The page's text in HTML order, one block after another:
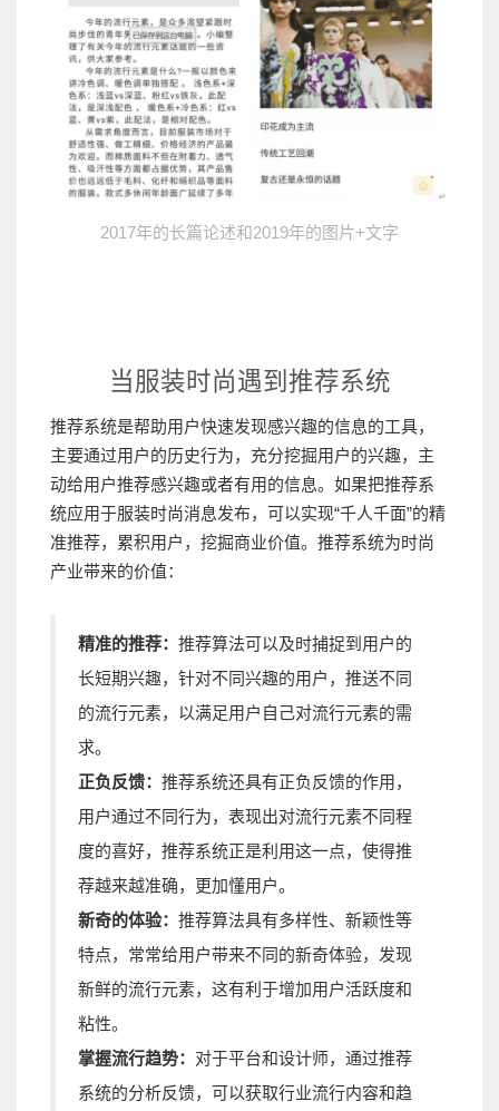
2017年的长篇论述和2019年的图片+文字
当服装时尚遇到推荐系统
推荐系统是帮助用户快速发现感兴趣的信息的工具，
主要通过用户的历史行为，充分挖掘用户的兴趣，主
动给用户推荐感兴趣或者有用的信息。 如果把推荐系
统应用于服装时尚消息发布，可以实现“千人千面”的精
准推荐，累积用户，挖掘商业价值。推荐系统为时尚
产业带来的价值：
精准的推荐： 推荐算法可以及时捕捉到用户的
长短期兴趣，针对不同兴趣的用户，推送不同
的流行元素，以满足用户自己对流行元素的需
求。
正负反馈： 推荐系统还具有正负反馈的作用，
用户通过不同行为，表现出对流行元素不同程
度的喜好，推荐系统正是利用这一点，使得推
荐越来越准确，更加懂用户。
新奇的体验： 推荐算法具有多样性、新颖性等
特点，常常给用户带来不同的新奇体验，发现
新鲜的流行元素，这有利于增加用户活跃度和
粘性。
掌握流行趋势： 对于平台和设计师，通过推荐
系统的分析反馈，可以获取行业流行内容和趋